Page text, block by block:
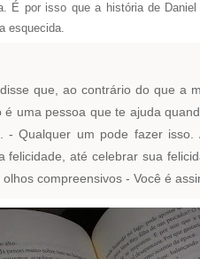
É por isso que a história de
esquecida.
que, ao contrário do que a
uma pessoa que te ajuda
- Qualquer um pode fazer
felicidade, até celebrar sua
compreensivos - Você é